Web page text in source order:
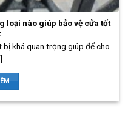
loại nào giúp bảo vệ cửa tốt
khá quan trọng giúp để cho